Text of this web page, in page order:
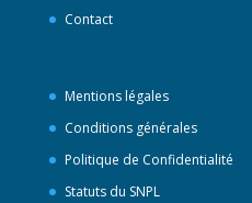
Contact
Mentions légales
Conditions générales
Politique de Confidentialité
Statuts du SNPL